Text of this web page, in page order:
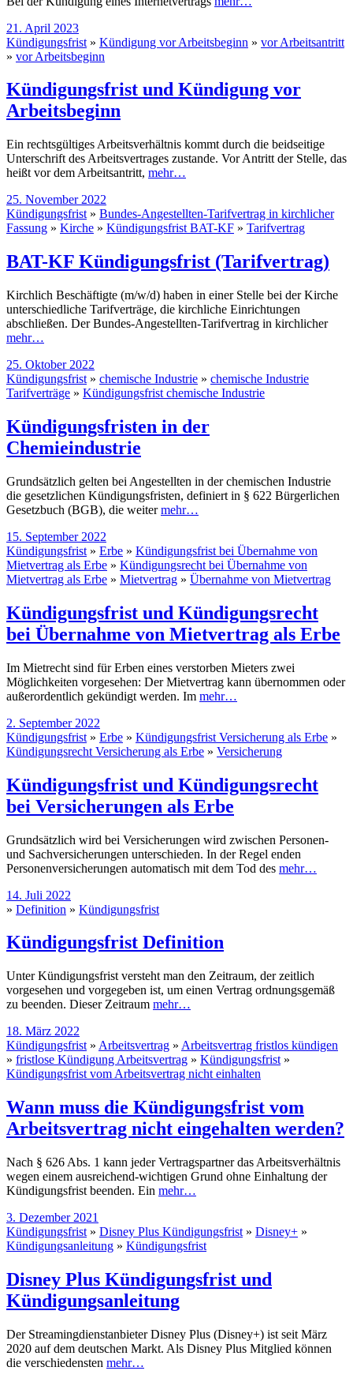
21. April 2023
Kündigungsfrist » Kündigung vor Arbeitsbeginn » vor Arbeitsantritt
» vor Arbeitsbeginn
Kündigungsfrist und Kündigung vor
Arbeitsbeginn
Ein rechtsgültiges Arbeitsverhältnis kommt durch die beidseitige
Unterschrift des Arbeitsvertrages zustande. Vor Antritt der Stelle, das
heißt vor dem Arbeitsantritt, mehr…
25. November 2022
Kündigungsfrist » Bundes-Angestellten-Tarifvertrag in kirchlicher
Fassung » Kirche » Kündigungsfrist BAT-KF » Tarifvertrag
BAT-KF Kündigungsfrist (Tarifvertrag)
Kirchlich Beschäftigte (m/w/d) haben in einer Stelle bei der Kirche
unterschiedliche Tarifverträge, die kirchliche Einrichtungen
abschließen. Der Bundes-Angestellten-Tarifvertrag in kirchlicher
mehr…
25. Oktober 2022
Kündigungsfrist » chemische Industrie » chemische Industrie
Tarifverträge » Kündigungsfrist chemische Industrie
Kündigungsfristen in der
Chemieindustrie
Grundsätzlich gelten bei Angestellten in der chemischen Industrie
die gesetzlichen Kündigungsfristen, definiert in § 622 Bürgerlichen
Gesetzbuch (BGB), die weitermehr…
15. September 2022
Kündigungsfrist » Erbe » Kündigungsfrist bei Übernahme von
Mietvertrag als Erbe » Kündigungsrecht bei Übernahme von
Mietvertrag als Erbe » Mietvertrag » Übernahme von Mietvertrag
Kündigungsfrist und Kündigungsrecht
bei Übernahme von Mietvertrag als Erbe
Im Mietrecht sind für Erben eines verstorben Mieters zwei
Möglichkeiten vorgesehen: Der Mietvertrag kann übernommen oder
außerordentlich gekündigt werden. Im mehr…
2. September 2022
Kündigungsfrist » Erbe » Kündigungsfrist Versicherung als Erbe »
Kündigungsrecht Versicherung als Erbe » Versicherung
Kündigungsfrist und Kündigungsrecht
bei Versicherungen als Erbe
Grundsätzlich wird bei Versicherungen wird zwischen Personen-
und Sachversicherungen unterschieden. In der Regel enden
Personenversicherungen automatisch mit dem Tod des mehr…
14. Juli 2022
» Definition » Kündigungsfrist
Kündigungsfrist Definition
Unter Kündigungsfrist versteht man den Zeitraum, der zeitlich
vorgesehen und vorgegeben ist, um einen Vertrag ordnungsgemäß
zu beenden. Dieser Zeitraum mehr…
18. März 2022
Kündigungsfrist » Arbeitsvertrag » Arbeitsvertrag fristlos kündigen
» fristlose Kündigung Arbeitsvertrag » Kündigungsfrist »
Kündigungsfrist vom Arbeitsvertrag nicht einhalten
Wann muss die Kündigungsfrist vom
Arbeitsvertrag nicht eingehalten werden?
Nach § 626 Abs. 1 kann jeder Vertragspartner das Arbeitsverhältnis
wegen einem ausreichend-wichtigen Grund ohne Einhaltung der
Kündigungsfrist beenden. Ein mehr…
3. Dezember 2021
Kündigungsfrist » Disney Plus Kündigungsfrist » Disney+ »
Kündigungsanleitung » Kündigungsfrist
Disney Plus Kündigungsfrist und
Kündigungsanleitung
Der Streamingdienstanbieter Disney Plus (Disney+) ist seit März
2020 auf dem deutschen Markt. Als Disney Plus Mitglied können
die verschiedensten mehr…